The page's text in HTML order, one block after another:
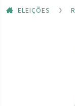
ELEIÇÕES